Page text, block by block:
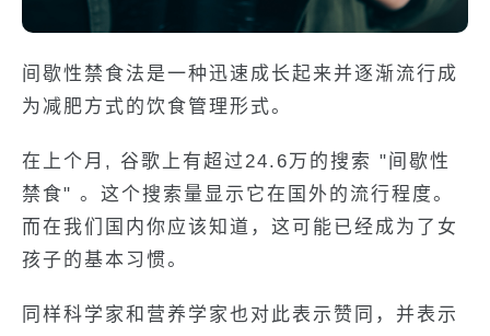
间歇性禁食法是一种迅速成长起来并逐渐流行成
为减肥方式的饮食管理形式。
在上个月, 谷歌上有超过24.6万的搜索 "间歇性
禁食" 。这个搜索量显示它在国外的流行程度。
而在我们国内你应该知道，这可能已经成为了女
孩子的基本习惯。
同样科学家和营养学家也对此表示赞同，并表示